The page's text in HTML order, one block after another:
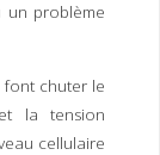
un problème
font chuter le
la tension
cellulaire